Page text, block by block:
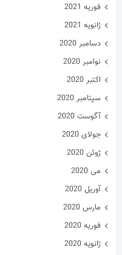
فوریه 2021
ژانویه 2021
دسامبر 2020
نوامبر 2020
اکتبر 2020
سپتامبر 2020
آگوست 2020
جولای 2020
ژوئن 2020
می 2020
آوریل 2020
مارس 2020
فوریه 2020
ژانویه 2020